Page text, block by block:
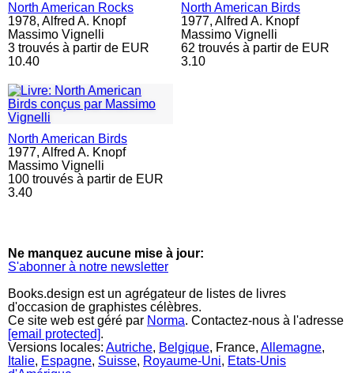
North American Rocks
1978, Alfred A. Knopf
Massimo Vignelli
3 trouvés à partir de EUR
10.40
North American Birds
1977, Alfred A. Knopf
Massimo Vignelli
62 trouvés à partir de EUR
3.10
North American Birds
1977, Alfred A. Knopf
Massimo Vignelli
100 trouvés à partir de EUR
3.40
Ne manquez aucune mise à jour:
S'abonner à notre newsletter
Books.design est un agrégateur de listes de livres
d'occasion de graphistes célèbres.
Ce site web est géré par Norma. Contactez-nous à l'adresse
[email protected].
Versions locales: Autriche, Belgique, France, Allemagne,
Italie, Espagne, Suisse, Royaume-Uni, Etats-Unis